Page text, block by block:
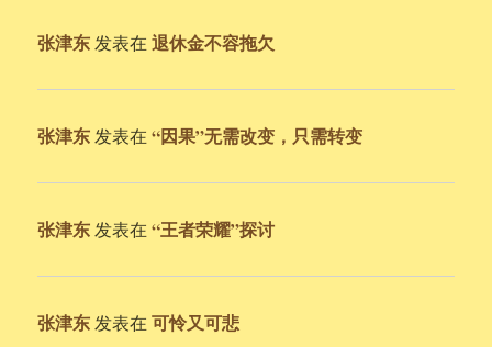
张津东 发表在退休金不容拖欠
张津东 发表在“因果”无需改变，只需转变
张津东 发表在“王者荣耀”探讨
张津东 发表在可怜又可悲